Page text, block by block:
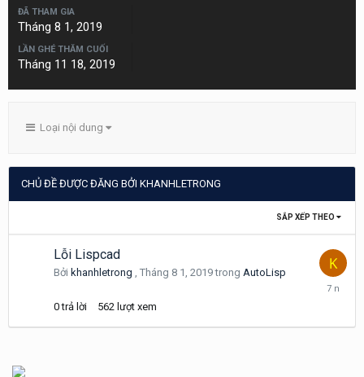
ĐÃ THAM GIA
Tháng 8 1, 2019
LẦN GHÉ THĂM CUỐI
Tháng 11 18, 2019
Loại nội dung
CHỦ ĐỀ ĐƯỢC ĐĂNG BỞI KHANHLETRONG
SẮP XẾP THEO
Lỗi Lispcad
Bởi khanhletrong , Tháng 8 1, 2019trong AutoLisp
0 trả lời 562 lượt xem
Tháng
2019